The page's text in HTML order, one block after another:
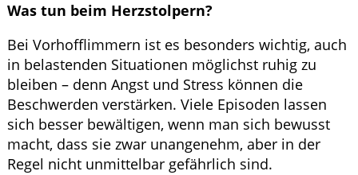
Was tun beim Herzstolpern?
Bei Vorhofflimmern ist es besonders wichtig, auch
in belastenden Situationen möglichst ruhig zu
bleiben – denn Angst und Stress können die
Beschwerden verstärken. Viele Episoden lassen
sich besser bewältigen, wenn man sich bewusst
macht, dass sie zwar unangenehm, aber in der
Regel nicht unmittelbar gefährlich sind.